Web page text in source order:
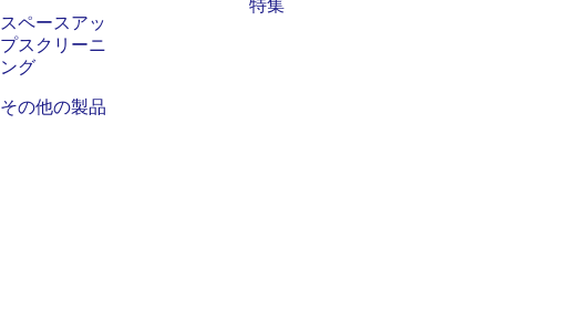
スペースアッ
プスクリーニ
ング
その他の製品